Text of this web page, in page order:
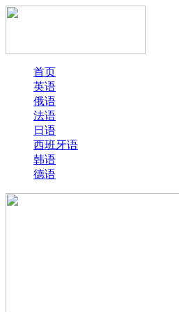
首页
英语
俄语
法语
日语
西班牙语
韩语
德语